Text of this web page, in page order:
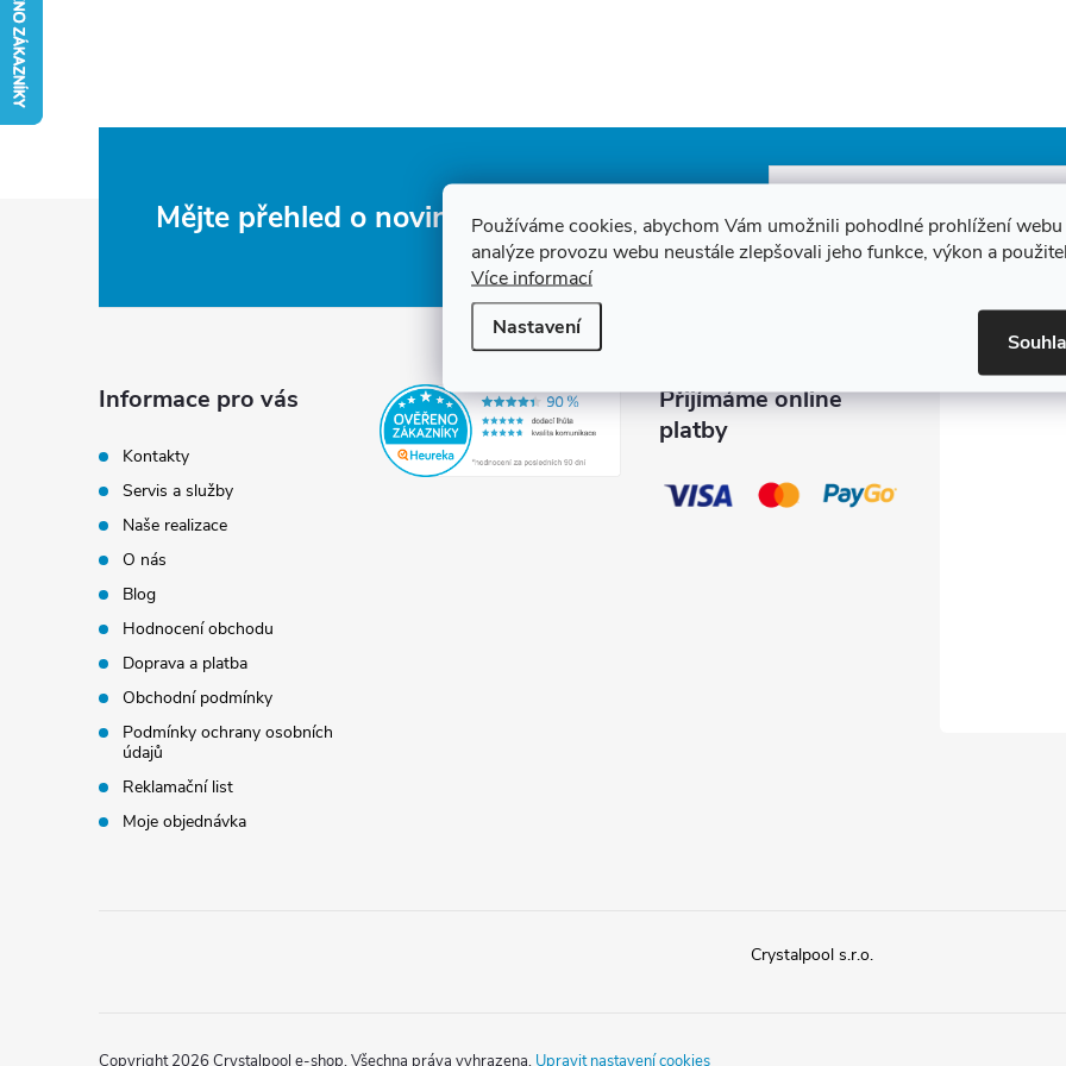
Používáme cookies, abychom Vám umožnili pohodlné prohlížení
analýze provozu webu neustále zlepšovali jeho funkce, výkon a
Více informací
Nastavení
Mějte přehled o novinkácha slevách
Vložením e-mailu souhlasíte s
Informace pro vás
Kontakty
Servis a služby
Naše realizace
O nás
Blog
Hodnocení obchodu
Doprava a platba
Obchodní podmínky
Podmínky ochrany osobních
údajů
Reklamační list
Moje objednávka
Přijímáme online
platby
Crystalpool s.r.o.
Copyright 2026 Crystalpool e-shop. Všechna práva vyhrazena. Upravit nastavení cookies